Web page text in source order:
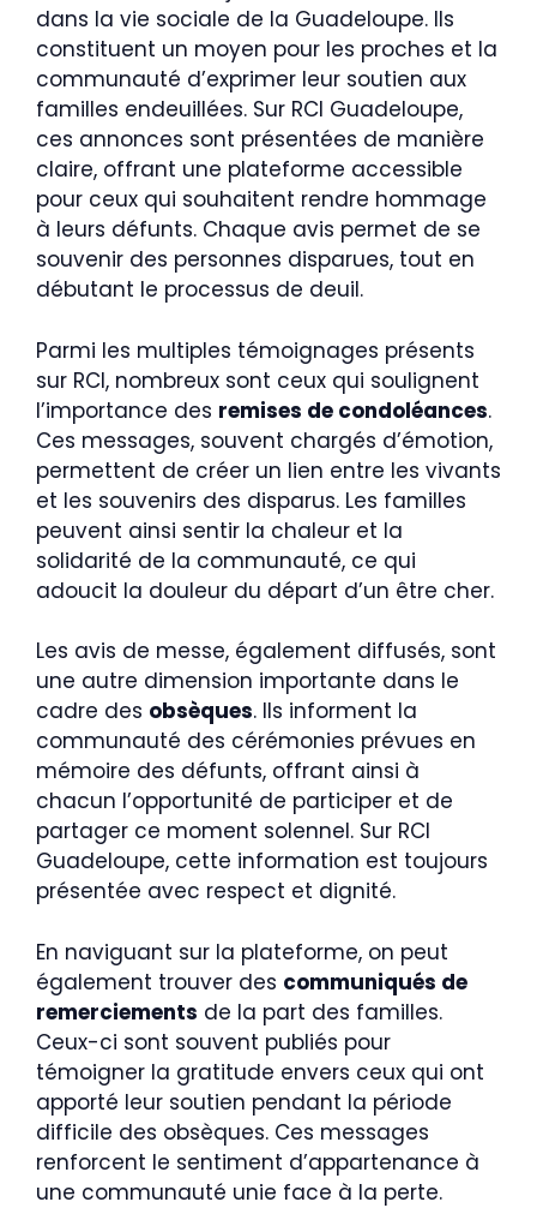
dans la vie sociale de la Guadeloupe. Ils
constituent un moyen pour les proches et la
communauté d’exprimer leur soutien aux
familles endeuillées. Sur RCI Guadeloupe,
ces annonces sont présentées de manière
claire, offrant une plateforme accessible
pour ceux qui souhaitent rendre hommage
à leurs défunts. Chaque avis permet de se
souvenir des personnes disparues, tout en
débutant le processus de deuil.
Parmi les multiples témoignages présents
sur RCI, nombreux sont ceux qui soulignent
l’importance des remises de condoléances.
Ces messages, souvent chargés d’émotion,
permettent de créer un lien entre les vivants
et les souvenirs des disparus. Les familles
peuvent ainsi sentir la chaleur et la
solidarité de la communauté, ce qui
adoucit la douleur du départ d’un être cher.
Les avis de messe, également diffusés, sont
une autre dimension importante dans le
cadre des obsèques. Ils informent la
communauté des cérémonies prévues en
mémoire des défunts, offrant ainsi à
chacun l’opportunité de participer et de
partager ce moment solennel. Sur RCI
Guadeloupe, cette information est toujours
présentée avec respect et dignité.
En naviguant sur la plateforme, on peut
également trouver des communiqués de
remerciements de la part des familles.
Ceux-ci sont souvent publiés pour
témoigner la gratitude envers ceux qui ont
apporté leur soutien pendant la période
difficile des obsèques. Ces messages
renforcent le sentiment d’appartenance à
une communauté unie face à la perte.